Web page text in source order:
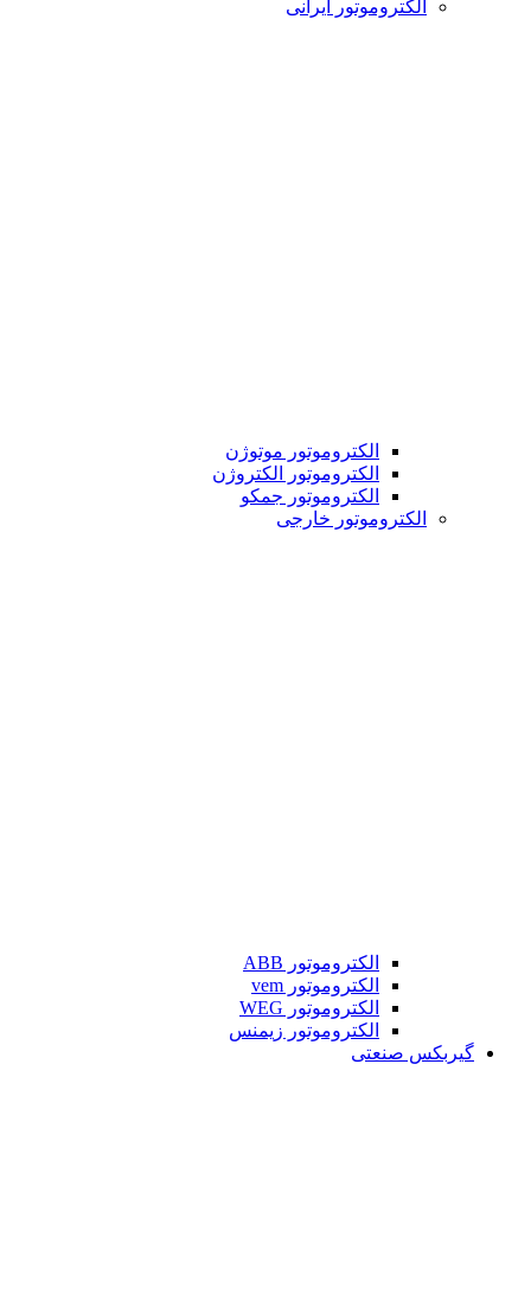
الکتروموتور ایرانی
الکتروموتور موتوژن
الکتروموتور الکتروژن
الکتروموتور جمکو
الکتروموتور خارجی
الکتروموتور ABB
الکتروموتور vem
الکتروموتور WEG
الکتروموتور زیمنس
گیربکس صنعتی